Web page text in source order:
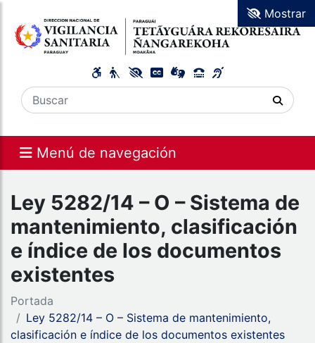
Menú de navegación
Mostrar
Ley 5282/14 – O – Sistema de
mantenimiento, clasificación
e índice de los documentos
existentes
Portada
Ley 5282/14 – O – Sistema de mantenimiento,
clasificación e índice de los documentos existentes